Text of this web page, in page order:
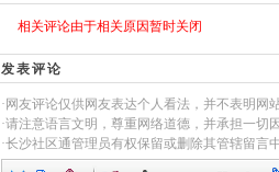
相关评论由于相关原因暂时关闭
发表评论
·网友评论仅供网友表达个人看法，并不表明网
·请注意语言文明，尊重网络道德，并承担一切
·长沙社区通管理员有权保留或删除其管辖留言